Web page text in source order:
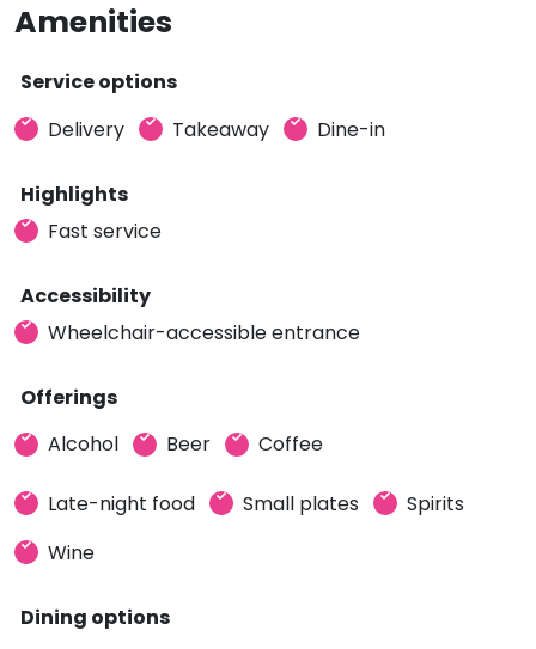
Amenities
Service options
Delivery
Takeaway Dine-in
Highlights
Fast service
Accessibility
Wheelchair-accessible entrance
Offerings
Alcohol
Beer Coffee
Late-night food Small plates
Spirits
Wine
Dining options